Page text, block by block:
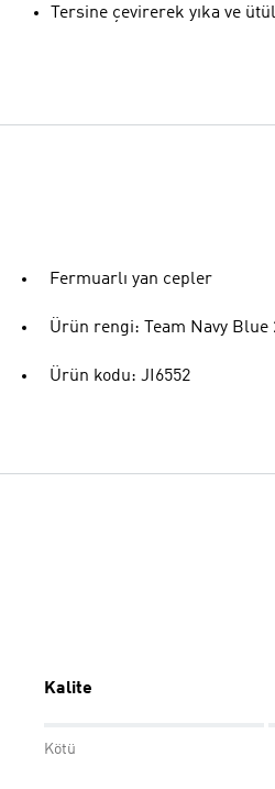
Tersine çevirerek yıka ve
Fermuarlı yan cepler
Ürün rengi: Team Navy Blue
Ürün kodu: JI6552
Kalite
Kötü